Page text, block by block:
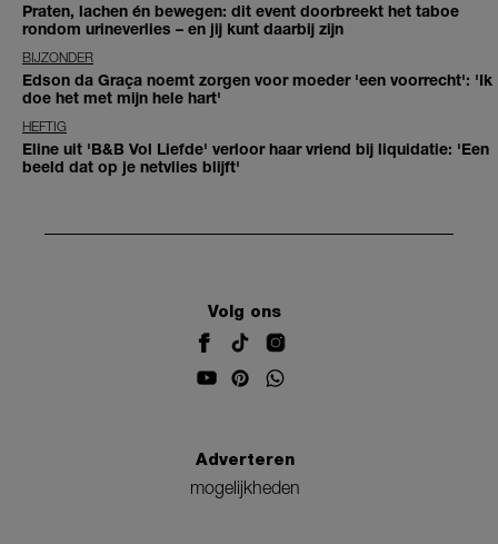
Praten, lachen én bewegen: dit event doorbreekt het taboe
rondom urineverlies – en jij kunt daarbij zijn
BIJZONDER
Edson da Graça noemt zorgen voor moeder 'een voorrecht': 'Ik
doe het met mijn hele hart'
HEFTIG
Eline uit 'B&B Vol Liefde' verloor haar vriend bij liquidatie: 'Een
beeld dat op je netvlies blijft'
Volg ons
Adverteren
mogelijkheden